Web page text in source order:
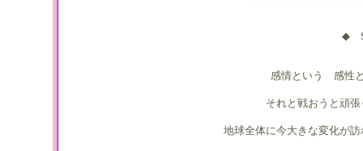
◆
感情という 感性
それと戦おうと頑
地球全体に今大きな変化が